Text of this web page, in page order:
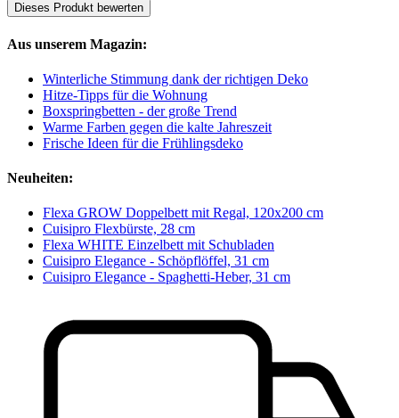
Dieses Produkt bewerten
Aus unserem Magazin:
Winterliche Stimmung dank der richtigen Deko
Hitze-Tipps für die Wohnung
Boxspringbetten - der große Trend
Warme Farben gegen die kalte Jahreszeit
Frische Ideen für die Frühlingsdeko
Neuheiten:
Flexa GROW Doppelbett mit Regal, 120x200 cm
Cuisipro Flexbürste, 28 cm
Flexa WHITE Einzelbett mit Schubladen
Cuisipro Elegance - Schöpflöffel, 31 cm
Cuisipro Elegance - Spaghetti-Heber, 31 cm